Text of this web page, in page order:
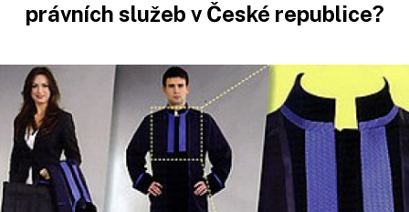
právních služeb v České republice?